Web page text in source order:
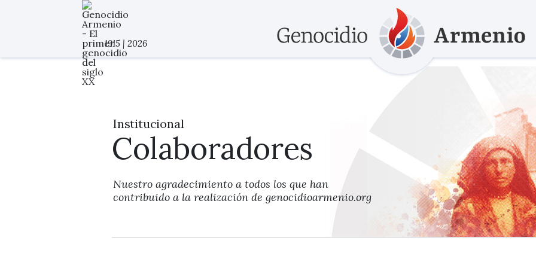
1915 | 2026
Institucional
Colaboradores
Nuestro agradecimiento a todos los que han
contribuido a la realización de genocidioarmenio.org